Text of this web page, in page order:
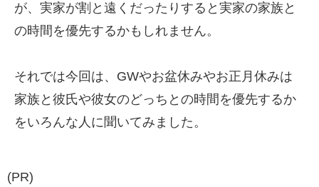
が、実家が割と遠くだったりすると実家の家族と
の時間を優先するかもしれません。
それでは今回は、GWやお盆休みやお正月休みは
家族と彼氏や彼女のどっちとの時間を優先するか
をいろんな人に聞いてみました。
(PR)